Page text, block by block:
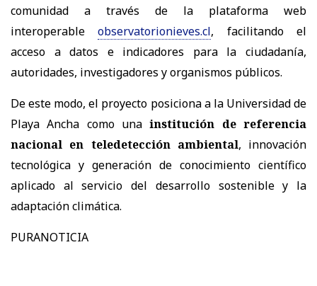
comunidad a través de la plataforma web
interoperable
observatorionieves.cl, facilitando el
acceso a datos e indicadores para la ciudadanía,
autoridades, investigadores y organismos públicos.
De este modo, el proyecto posiciona a la Universidad de
Playa Ancha como una institución de referencia
nacional en teledetección ambiental, innovación
tecnológica y generación de conocimiento científico
aplicado al servicio del desarrollo sostenible y la
adaptación climática.
PURANOTICIA